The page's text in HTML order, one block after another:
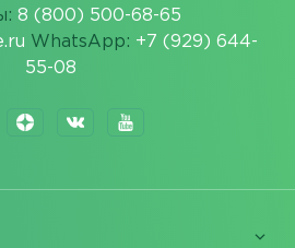
8 (800) 500-68-65
WhatsApp: +7 (929) 644-
55-08